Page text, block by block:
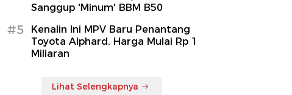
Sanggup 'Minum' BBM B50
#5
Kenalin Ini MPV Baru Penantang
Toyota Alphard, Harga Mulai Rp 1
Miliaran
Lihat Selengkapnya